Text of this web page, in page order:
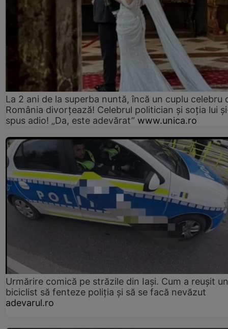
La 2 ani de la superba nuntă, încă un cuplu celebru
România divorțează! Celebrul politician și soția lui
spus adio! „Da, este adevărat” www.unica.ro
Urmărire comică pe străzile din Iași. Cum a reușit un
biciclist să fenteze poliția și să se facă nevăzut
adevarul.ro